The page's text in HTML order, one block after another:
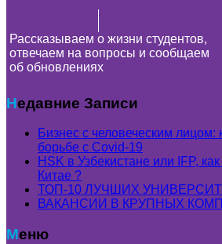
Рассказываем о жизни студентов,
отвечаем на вопросы и сообщаем
об обновлениях
Недавние Записи
Бизнес с человеческим лицом:
борьбе с Covid-19
HSK в Узбекистане или IFP,
Китае ?
ТОП-10 ЛУЧШИХ
ВАКАНСИИ В КРУПНЫХ
Меню